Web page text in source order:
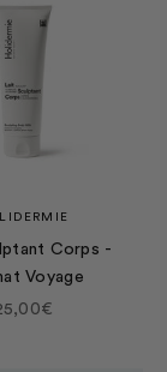
Corps -
Voyage
de vente